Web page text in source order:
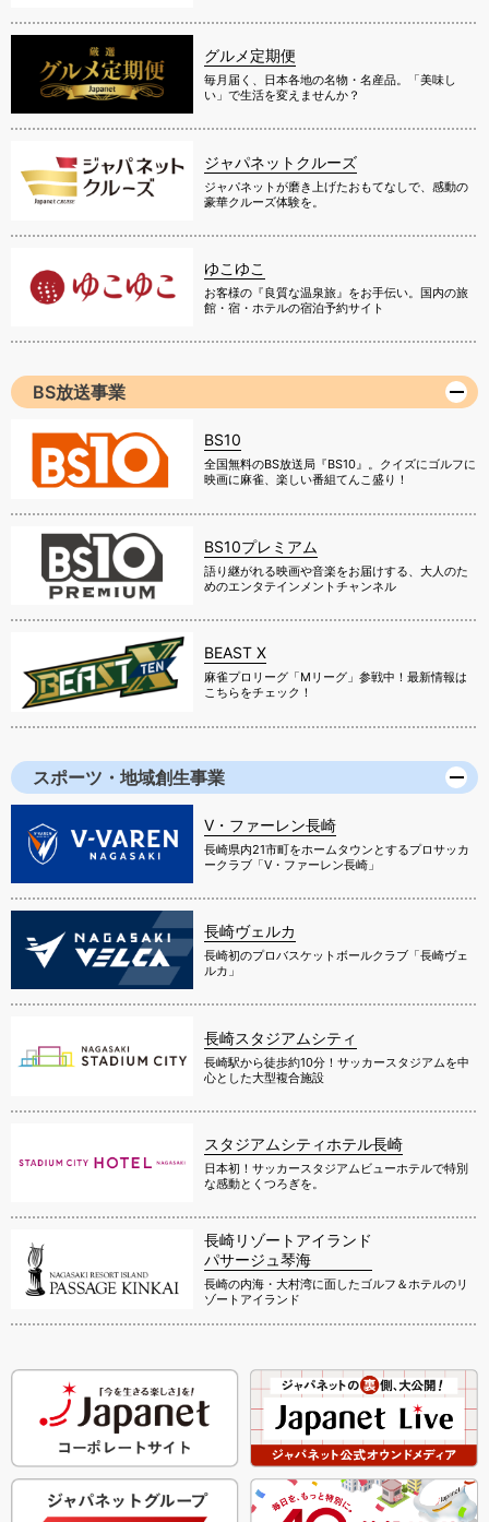
グルメ定期便
毎月届く、日本各地の名物・名産品。「美味し
い」で生活を変えませんか？
ジャパネットクルーズ
ジャパネットが磨き上げたおもてなしで、感動の
豪華クルーズ体験を。
ゆこゆこ
お客様の『良質な温泉旅』をお手伝い。国内の旅
館・宿・ホテルの宿泊予約サイト
BS放送事業
BS10
全国無料のBS放送局『BS10』。クイズにゴルフに
映画に麻雀、楽しい番組てんこ盛り！
BS10プレミアム
語り継がれる映画や音楽をお届けする、大人のた
めのエンタテインメントチャンネル
BEAST X
麻雀プロリーグ「Mリーグ」参戦中！最新情報は
こちらをチェック！
スポーツ・地域創生事業
V・ファーレン長崎
長崎県内21市町をホームタウンとするプロサッカ
ークラブ「V・ファーレン長崎」
長崎ヴェルカ
長崎初のプロバスケットボールクラブ「長崎ヴェ
ルカ」
長崎スタジアムシティ
長崎駅から徒歩約10分！サッカースタジアムを中
心とした大型複合施設
スタジアムシティホテル長崎
日本初！サッカースタジアムビューホテルで特別
な感動とくつろぎを。
長崎リゾートアイランド
パサージュ琴海
長崎の内海・大村湾に面したゴルフ＆ホテルのリ
ゾートアイランド